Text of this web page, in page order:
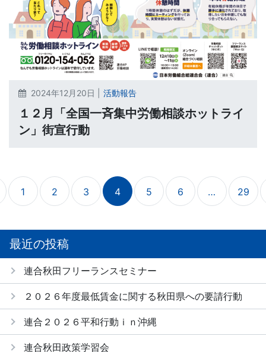
2024年12月20日 | 活動報告
１２月「全国一斉集中労働相談ホットライ
ン」街宣行動
1 2 3 4 5 6 … 29
最近の投稿
連合秋田フリーランスセミナー
２０２６年度最低賃金に関する秋田県への要請行動
連合２０２６平和行動ｉｎ沖縄
連合秋田政策学習会